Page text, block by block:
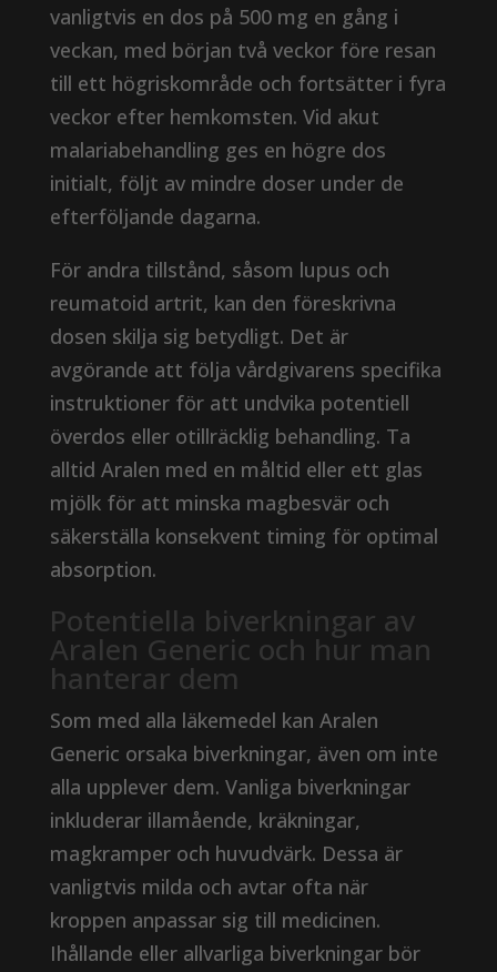
vanligtvis en dos på 500 mg en gång i
veckan, med början två veckor före resan
till ett högriskområde och fortsätter i fyra
veckor efter hemkomsten. Vid akut
malariabehandling ges en högre dos
initialt, följt av mindre doser under de
efterföljande dagarna.
För andra tillstånd, såsom lupus och
reumatoid artrit, kan den föreskrivna
dosen skilja sig betydligt. Det är
avgörande att följa vårdgivarens specifika
instruktioner för att undvika potentiell
överdos eller otillräcklig behandling. Ta
alltid Aralen med en måltid eller ett glas
mjölk för att minska magbesvär och
säkerställa konsekvent timing för optimal
absorption.
Potentiella biverkningar av
Aralen Generic och hur man
hanterar dem
Som med alla läkemedel kan Aralen
Generic orsaka biverkningar, även om inte
alla upplever dem. Vanliga biverkningar
inkluderar illamående, kräkningar,
magkramper och huvudvärk. Dessa är
vanligtvis milda och avtar ofta när
kroppen anpassar sig till medicinen.
Ihållande eller allvarliga biverkningar bör